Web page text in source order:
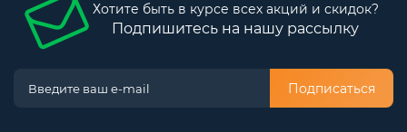
Хотите быть в курсе всех акций и скидок?
Подпишитесь на нашу рассылку
Подписаться